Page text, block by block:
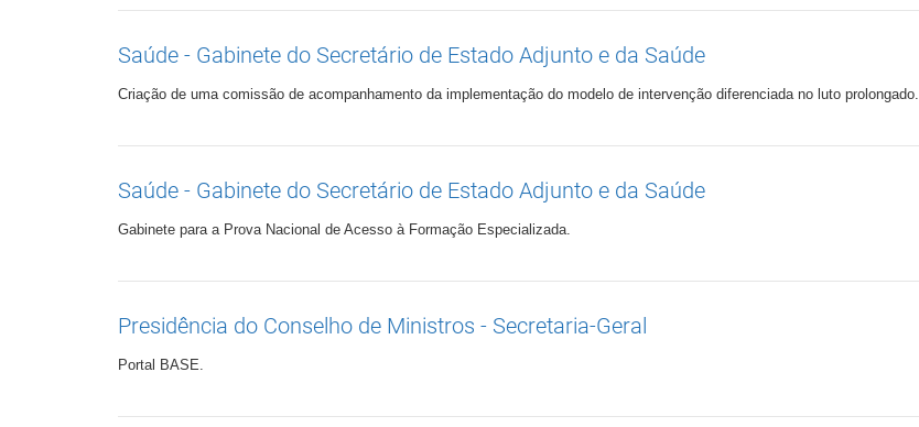
Saúde - Gabinete do Secretário de Estado Adjunto e da Saúde
Criação de uma comissão de acompanhamento da implementação do modelo de intervenção diferenciada no luto prolongado.
Saúde - Gabinete do Secretário de Estado Adjunto e da Saúde
Gabinete para a Prova Nacional de Acesso à Formação Especializada.
Presidência do Conselho de Ministros - Secretaria-Geral
Portal BASE.